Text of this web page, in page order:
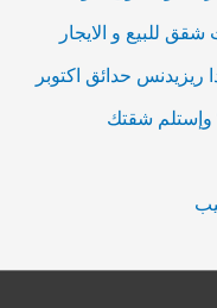
للبيع و الايجار